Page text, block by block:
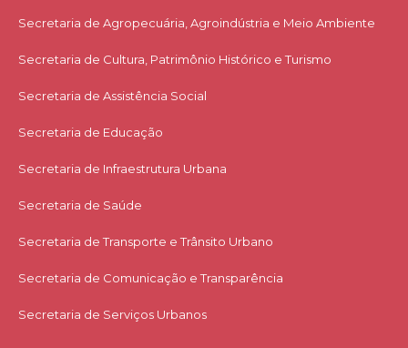
Secretaria de Agropecuária, Agroindústria e Meio Ambiente
Secretaria de Cultura, Patrimônio Histórico e Turismo
Secretaria de Assistência Social
Secretaria de Educação
Secretaria de Infraestrutura Urbana
Secretaria de Saúde
Secretaria de Transporte e Trânsito Urbano
Secretaria de Comunicação e Transparência
Secretaria de Serviços Urbanos